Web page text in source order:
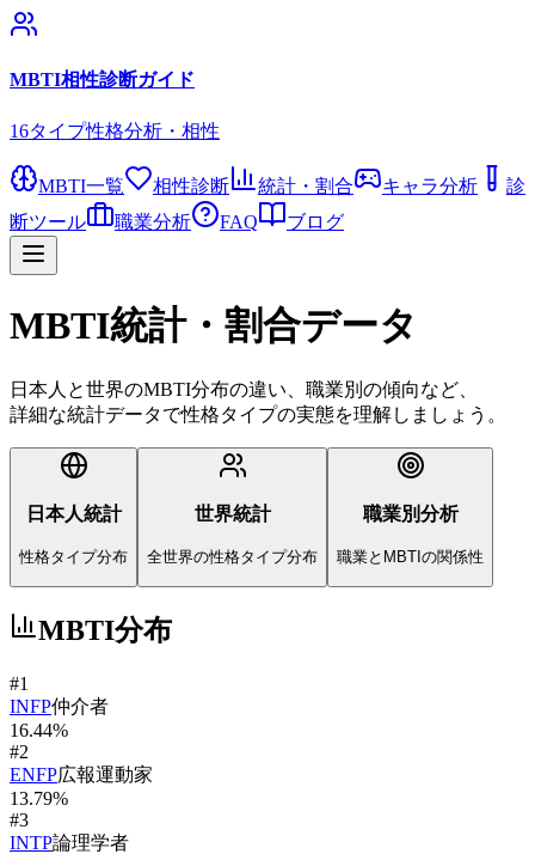
MBTI相性診断ガイド
16タイプ性格分析・相性
MBTI一覧 相性診断 統計・割合 キャラ分析
診
断ツール
職業分析 FAQ ブログ
MBTI統計・割合データ
日本人と世界のMBTI分布の違い、職業別の傾向など、
詳細な統計データで性格タイプの実態を理解しましょう。
日本人統計
性格タイプ分布
世界統計
全世界の性格タイプ分布
職業別分析
職業とMBTIの関係性
MBTI分布
#1
INFP仲介者
16.44%
#2
ENFP広報運動家
13.79%
#3
INTP論理学者